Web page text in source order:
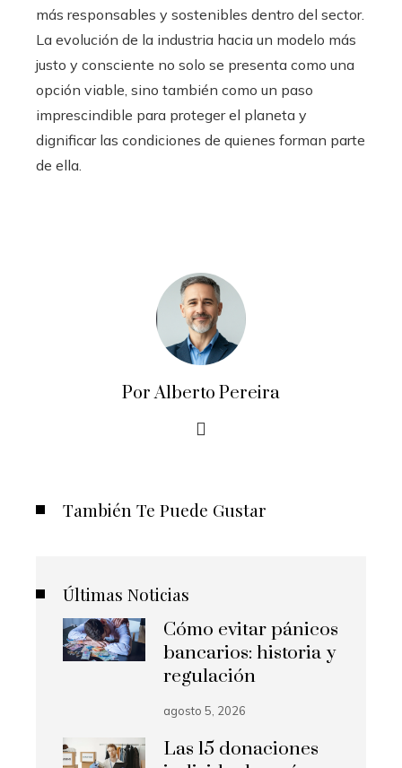
más responsables y sostenibles dentro del sector.
La evolución de la industria hacia un modelo más
justo y consciente no solo se presenta como una
opción viable, sino también como un paso
imprescindible para proteger el planeta y
dignificar las condiciones de quienes forman parte
de ella.
Por Alberto Pereira
También Te Puede Gustar
Últimas Noticias
Cómo evitar pánicos
bancarios: historia y
regulación
agosto 5, 2026
Las 15 donaciones